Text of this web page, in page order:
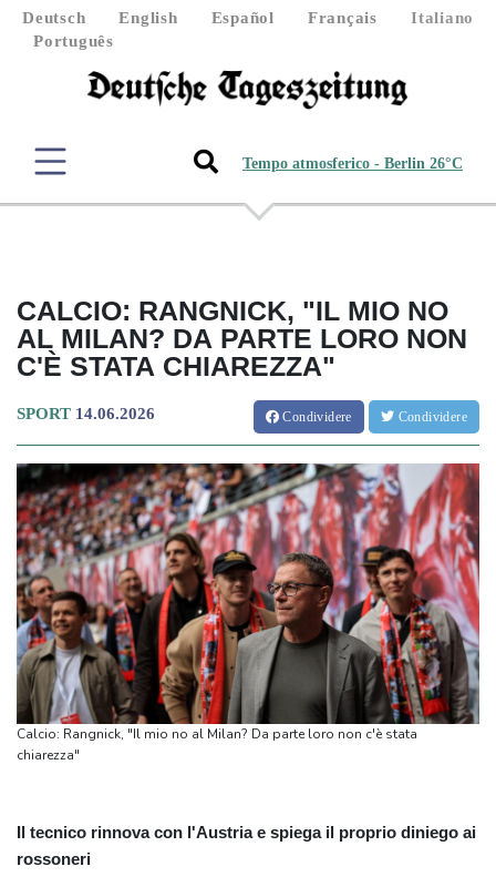
Deutsch English Español Français
Italiano
Português
Tempo atmosferico - Berlin 26°C
CALCIO: RANGNICK, "IL MIO NO
AL MILAN? DA PARTE LORO NON
C'È STATA CHIAREZZA"
SPORT 14.06.2026 Condividere Condividere
Calcio: Rangnick, "Il mio no al Milan? Da parte loro non c'è stata
chiarezza"
Il tecnico rinnova con l'Austria e spiega il proprio diniego ai
rossoneri